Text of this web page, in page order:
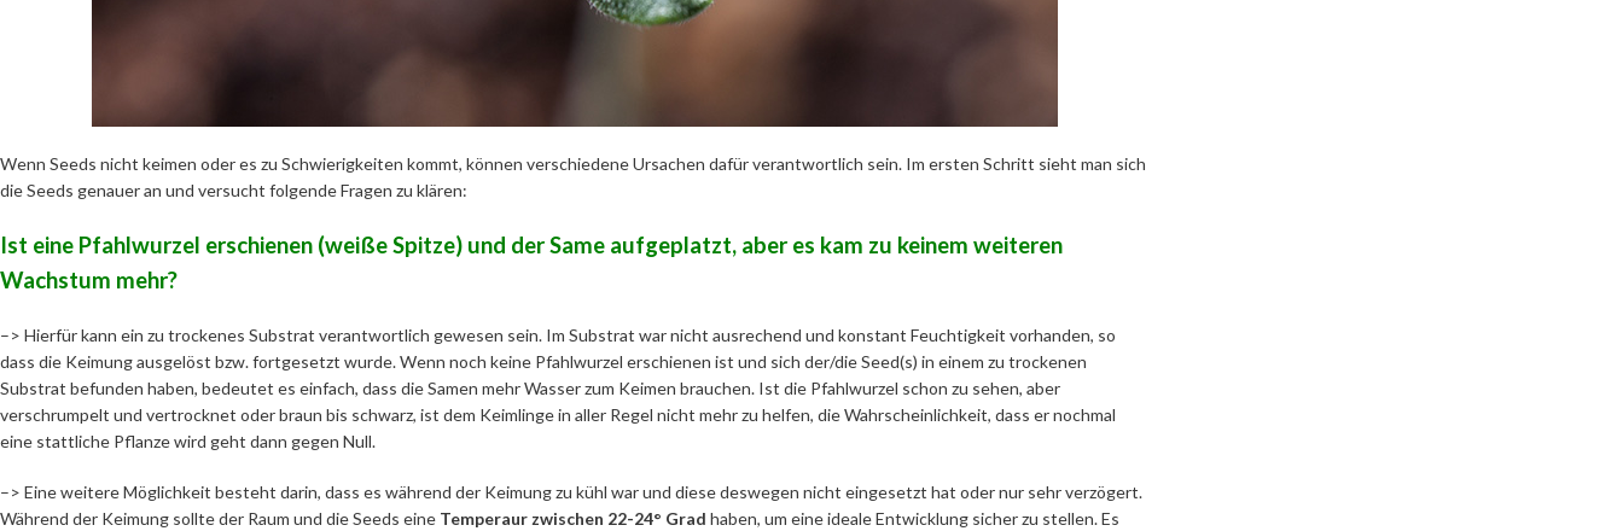
Wenn Seeds nicht keimen oder es zu Schwierigkeiten kommt, können verschiedene Ursachen dafür verantwortlich sein. Im ersten Schritt sieht man sich
die Seeds genauer an und versucht folgende Fragen zu klären:
Ist eine Pfahlwurzel erschienen (weiße Spitze) und der Same aufgeplatzt, aber es kam zu keinem weiteren
Wachstum mehr?
–> Hierfür kann ein zu trockenes Substrat verantwortlich gewesen sein. Im Substrat war nicht ausrechend und konstant Feuchtigkeit vorhanden, so
dass die Keimung ausgelöst bzw. fortgesetzt wurde. Wenn noch keine Pfahlwurzel erschienen ist und sich der/die Seed(s) in einem zu trockenen
Substrat befunden haben, bedeutet es einfach, dass die Samen mehr Wasser zum Keimen brauchen. Ist die Pfahlwurzel schon zu sehen, aber
verschrumpelt und vertrocknet oder braun bis schwarz, ist dem Keimlinge in aller Regel nicht mehr zu helfen, die Wahrscheinlichkeit, dass er nochmal
eine stattliche Pflanze wird geht dann gegen Null.
–> Eine weitere Möglichkeit besteht darin, dass es während der Keimung zu kühl war und diese deswegen nicht eingesetzt hat oder nur sehr verzögert.
Während der Keimung sollte der Raum und die Seeds eine Temperaur zwischen 22-24° Grad haben, um eine ideale Entwicklung sicher zu stellen. Es